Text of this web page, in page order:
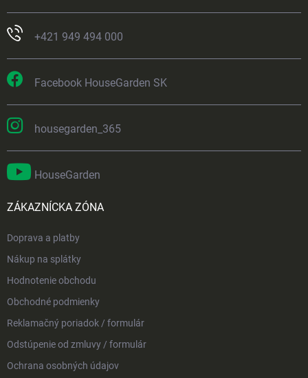
+421 949 494 000
Facebook HouseGarden SK
housegarden_365
HouseGarden
ZÁKAZNÍCKA ZÓNA
Doprava a platby
Nákup na splátky
Hodnotenie obchodu
Obchodné podmienky
Reklamačný poriadok / formulár
Odstúpenie od zmluvy / formulár
Ochrana osobných údajov